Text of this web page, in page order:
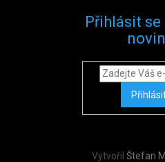
Přihlásit se
Vytvořil Štefan